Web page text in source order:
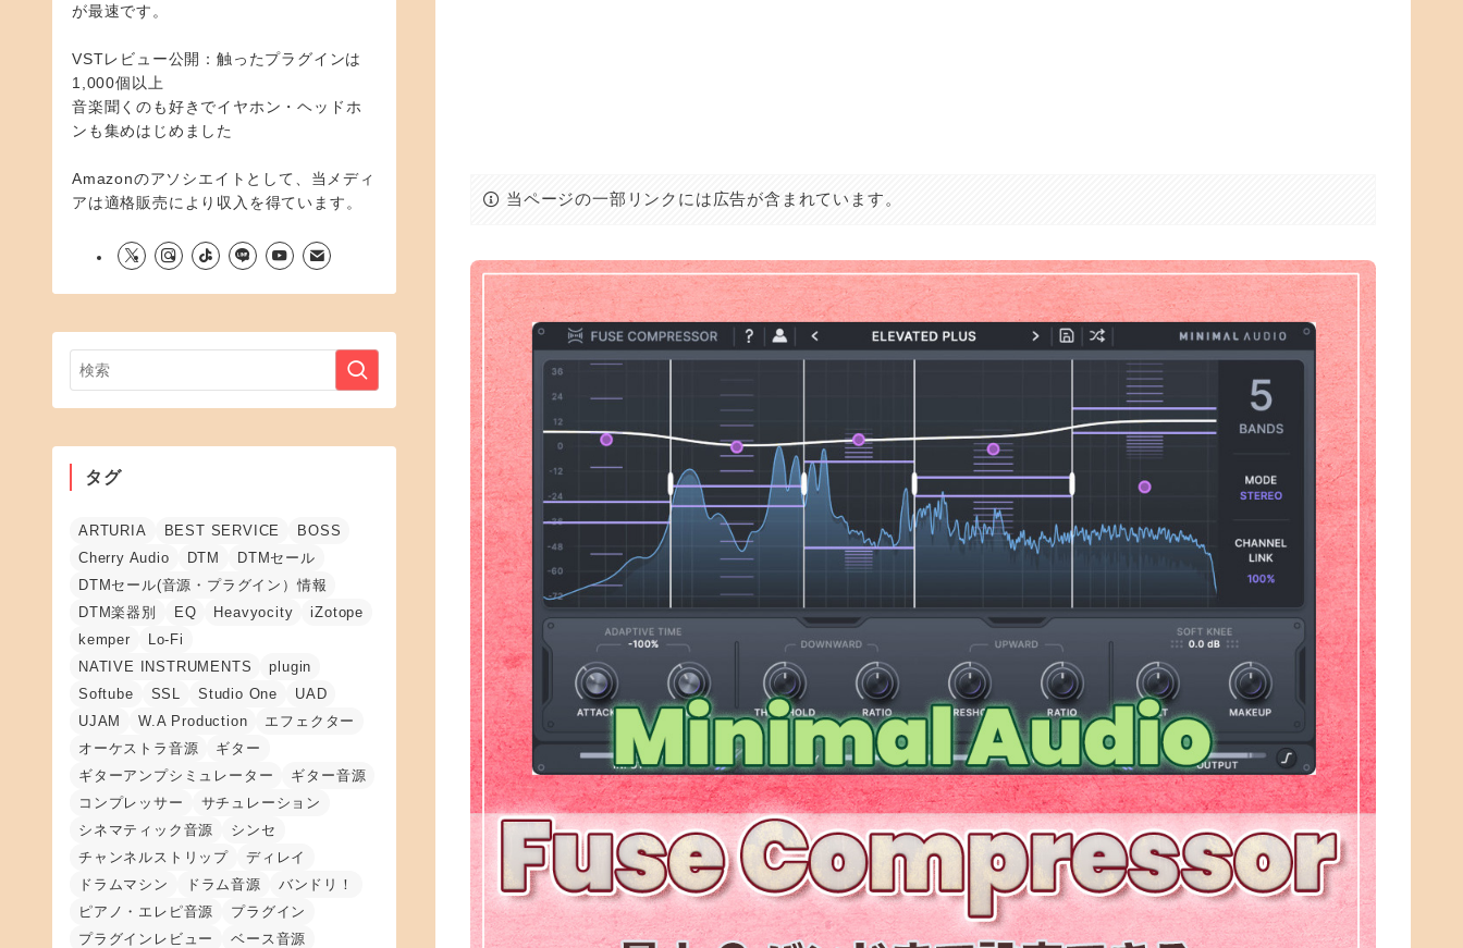
当ページの一部リンクには広告が含まれています。
が最速です。
VSTレビュー公開：触ったプラグインは
1,000個以上
音楽聞くのも好きでイヤホン・ヘッドホ
ンも集めはじめました
Amazonのアソシエイトとして、当メディ
アは適格販売により収入を得ています。
タグ
ARTURIA BEST SERVICE
BOSS
Cherry Audio
DTM
DTMセール
DTMセール(音源・プラグイン）情報
DTM楽器別
EQ Heavyocity
iZotope
kemper
Lo-Fi
NATIVE INSTRUMENTS
plugin
Softube
SSL Studio One
UAD
UJAM
W.A Production
エフェクター
オーケストラ音源
ギター
ギターアンプシミュレーター
ギター音源
コンプレッサー
サチュレーション
シネマティック音源
シンセ
チャンネルストリップ
ディレイ
ドラムマシン
ドラム音源
バンドリ！
ピアノ・エレピ音源
プラグイン
プラグインレビュー
ベース音源